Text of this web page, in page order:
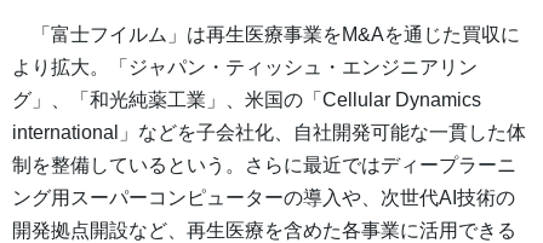
「富士フイルム」は再生医療事業をM&Aを通じた買収に
より拡大。「ジャパン・ティッシュ・エンジニアリン
グ」、「和光純薬工業」、米国の「Cellular Dynamics
international」などを子会社化、自社開発可能な一貫した体
制を整備しているという。さらに最近ではディープラーニ
ング用スーパーコンピューターの導入や、次世代AI技術の
開発拠点開設など、再生医療を含めた各事業に活用できる